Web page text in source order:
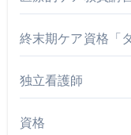
終末期ケア資格「
独立看護師
資格